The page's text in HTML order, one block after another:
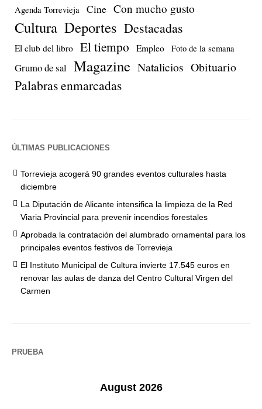
Agenda Torrevieja Cine Con mucho gusto
Cultura Deportes Destacadas
El club del libro El tiempo Empleo Foto de la semana
Grumo de sal Magazine Natalicios Obituario
Palabras enmarcadas
ÚLTIMAS PUBLICACIONES
Torrevieja acogerá 90 grandes eventos culturales hasta
diciembre
La Diputación de Alicante intensifica la limpieza de la Red
Viaria Provincial para prevenir incendios forestales
Aprobada la contratación del alumbrado ornamental para los
principales eventos festivos de Torrevieja
El Instituto Municipal de Cultura invierte 17.545 euros en
renovar las aulas de danza del Centro Cultural Virgen del
Carmen
PRUEBA
August 2026